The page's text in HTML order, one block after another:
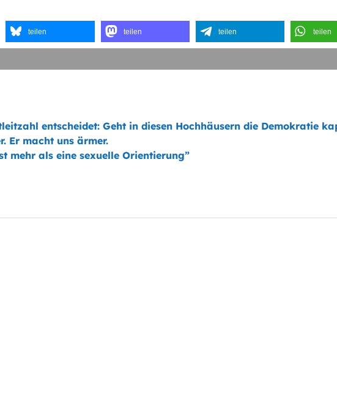
teilen teilen teilen teilen
entscheidet: Geht in diesen Hochhäusern die Demokratie
Er macht uns ärmer.
mehr als eine sexuelle Orientierung”